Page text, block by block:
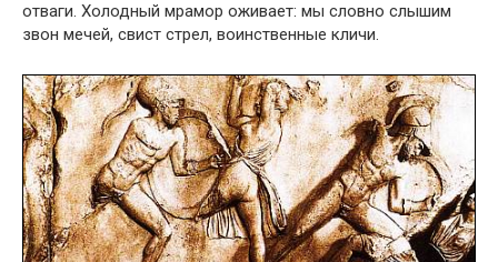
отваги. Холодный мрамор оживает: мы словно слышим
звон мечей, свист стрел, воинственные кличи.